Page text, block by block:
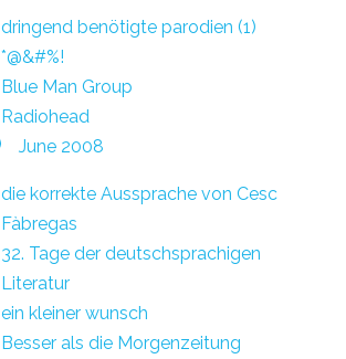
dringend benötigte parodien (1)
*@&#%!
Blue Man Group
Radiohead
June 2008
die korrekte Aussprache von Cesc
Fàbregas
32. Tage der deutschsprachigen
Literatur
ein kleiner wunsch
Besser als die Morgenzeitung